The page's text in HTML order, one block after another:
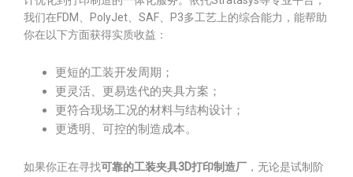
我们在FDM、PolyJet、SAF、P3多工艺上的综合能力，能帮助
你在以下方面获得实质收益：
更短的工装开发周期；
更灵活、更易迭代的夹具方案；
更符合现场工况的材料与结构设计；
更透明、可控的制造成本。
如果你正在寻找可靠的工装夹具3D打印制造厂 ，无论是试制阶